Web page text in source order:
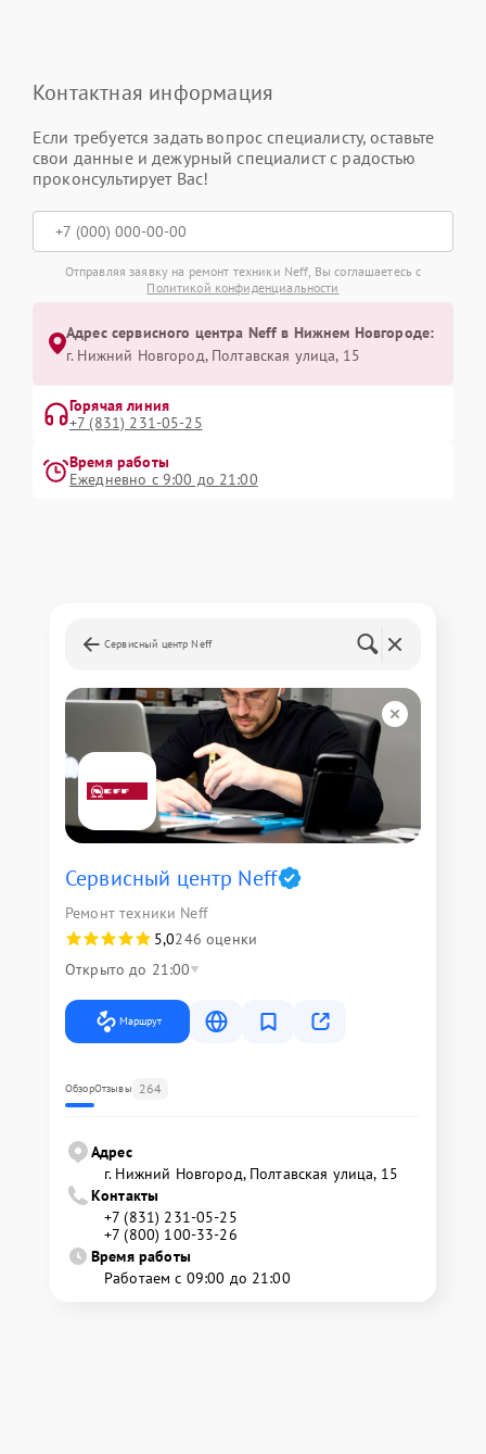
Контактная информация
Если требуется задать вопрос специалисту, оставьте
свои данные и дежурный специалист с радостью
проконсультирует Вас!
Отправляя заявку на ремонт техники Neff, Вы соглашаетесь с
Политикой конфиденциальности
Адрес сервисного центра Neff в Нижнем Новгороде:
г. Нижний Новгород, Полтавская улица, 15
Горячая линия
+7 (831) 231-05-25
Время работы
Ежедневно с 9:00 до 21:00
Сервисный центр Neff
Сервисный центр Neff
Ремонт техники Neff
5,0246 оценки
Открыто до 21:00
Маршрут
ОбзорОтзывы 264
Адрес
г. Нижний Новгород, Полтавская улица, 15
Контакты
+7 (831) 231-05-25
+7 (800) 100-33-26
Время работы
Работаем с 09:00 до 21:00